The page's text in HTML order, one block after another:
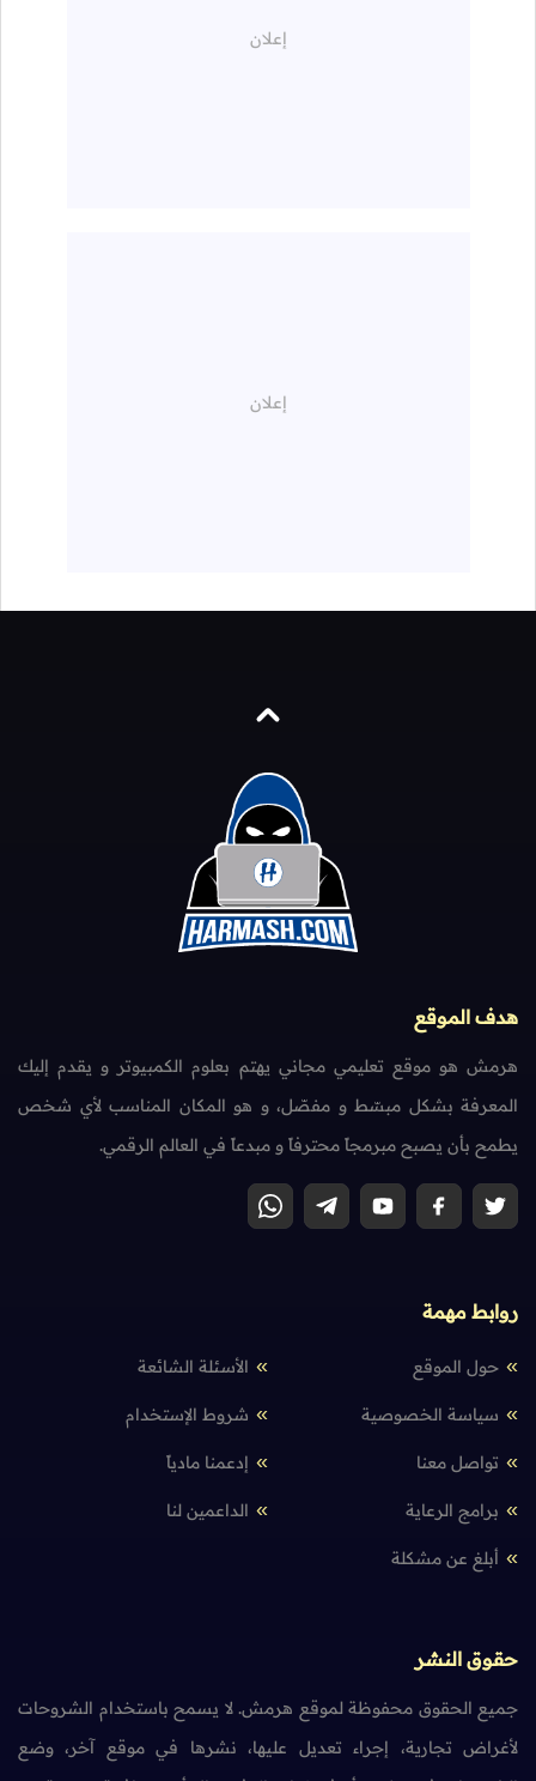
هدف الموقع
هرمش هو موقع تعليمي مجاني يهتم بعلوم الكمبيوتر و يقدم إليك
المعرفة بشكل مبسّط و مفصّل، و هو المكان المناسب لأي شخص
يطمح بأن يصبح مبرمجاً محترفاً و مبدعاً في العالم الرقمي.
روابط مهمة
حول الموقع الأسئلة الشائعة
سياسة الخصوصية شروط الإستخدام
تواصل معنا إدعمنا مادياً
برامج الرعاية الداعمين لنا
أبلغ عن مشكلة
حقوق النشر
جميع الحقوق محفوظة لموقع هرمش. لا يسمح باستخدام الشروحات
لأغراض تجارية، إجراء تعديل عليها، نشرها في موقع آخر، وضع